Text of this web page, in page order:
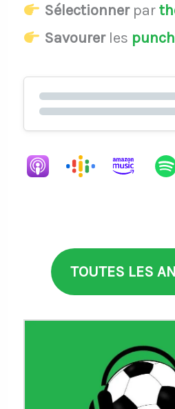
Sélectionnerpar
Savourerles
TOUTES LES